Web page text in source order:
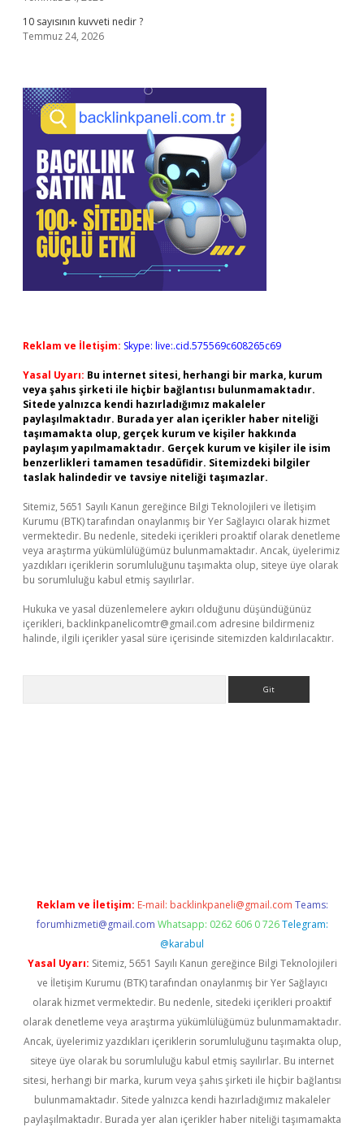
10 sayısının kuvveti nedir ?
Temmuz 24, 2026
Reklam ve İletişim: Skype: live:.cid.575569c608265c69
Yasal Uyarı: Bu internet sitesi, herhangi bir marka, kurum
veya şahıs şirketi ile hiçbir bağlantısı bulunmamaktadır.
Sitede yalnızca kendi hazırladığımız makaleler
paylaşılmaktadır. Burada yer alan içerikler haber niteliği
taşımamakta olup, gerçek kurum ve kişiler hakkında
paylaşım yapılmamaktadır. Gerçek kurum ve kişiler ile isim
benzerlikleri tamamen tesadüfidir. Sitemizdeki bilgiler
taslak halindedir ve tavsiye niteliği taşımazlar.
Sitemiz, 5651 Sayılı Kanun gereğince Bilgi Teknolojileri ve İletişim
Kurumu (BTK) tarafından onaylanmış bir Yer Sağlayıcı olarak hizmet
vermektedir. Bu nedenle, sitedeki içerikleri proaktif olarak denetleme
veya araştırma yükümlülüğümüz bulunmamaktadır. Ancak, üyelerimiz
yazdıkları içeriklerin sorumluluğunu taşımakta olup, siteye üye olarak
bu sorumluluğu kabul etmiş sayılırlar.
Hukuka ve yasal düzenlemelere aykırı olduğunu düşündüğünüz
içerikleri, backlinkpanelicomtr@gmail.com adresine bildirmeniz
halinde, ilgili içerikler yasal süre içerisinde sitemizden kaldırılacaktır.
Reklam ve İletişim: E-mail: backlinkpaneli@gmail.com Teams:
forumhizmeti@gmail.com Whatsapp: 0262 606 0 726 Telegram:
@karabul
Yasal Uyarı: Sitemiz, 5651 Sayılı Kanun gereğince Bilgi Teknolojileri
ve İletişim Kurumu (BTK) tarafından onaylanmış bir Yer Sağlayıcı
olarak hizmet vermektedir. Bu nedenle, sitedeki içerikleri proaktif
olarak denetleme veya araştırma yükümlülüğümüz bulunmamaktadır.
Ancak, üyelerimiz yazdıkları içeriklerin sorumluluğunu taşımakta olup,
siteye üye olarak bu sorumluluğu kabul etmiş sayılırlar. Bu internet
sitesi, herhangi bir marka, kurum veya şahıs şirketi ile hiçbir bağlantısı
bulunmamaktadır. Sitede yalnızca kendi hazırladığımız makaleler
paylaşılmaktadır. Burada yer alan içerikler haber niteliği taşımamakta